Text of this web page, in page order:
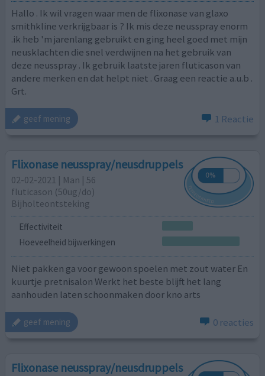
Hallo . Ik wil vragen waar men de flixonase van glaxo
smithkline verkrijgbaar is ? Ik mis deze neusspray enorm
.ik heb 'm jarenlang gebruikt en ging heel goed met mijn
neusklachten die snel verdwijnen na het gebruik van
deze neusspray . Ik gebruik laatste jaren fluticason van
andere merken en dat helpt niet . Graag een reactie a.u.b .
Grt.
geef mening 1 Reactie
Flixonase neusspray/neusdruppels
02-02-2021 | Man | 56
fluticason (50ug/do)
Bijholteontsteking
Effectiviteit
Hoeveelheid bijwerkingen
Niet pakken ga voor gewoon spoelen met zout water En
kuurtje pretnisalon Werkt het beste blijft het lang
aanhouden laten schoonmaken door kno arts
geef mening 0 reacties
Flixonase neusspray/neusdruppels